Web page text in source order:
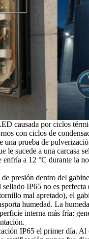
causada por ciclos
con ciclos de
una prueba de
le sucede a una carcasa
a 12 °C durante la
presión dentro del
IP65 no es
mal apretado), el
humedad. La
interna más fría:
IP65 el primer día. Al